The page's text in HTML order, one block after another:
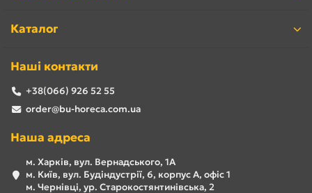
Нейтральне обладнання б/у з
нержавіючої сталі: яке буває
Детально підійти до вибору нейтрального обладнання
Каталог
Наші контакти
+38(066) 926 52 55
order@bu-horeca.com.ua
Наша адреса
м. Харків, вул. Вернадського, 1А
м. Київ, вул. Будіндустрії, 6, корпус А, офіс 1
м. Чернівці, ур. Старокостянтинівська, 2